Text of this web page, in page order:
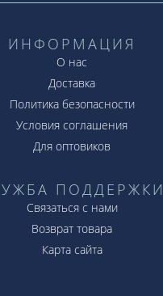
ИНФОРМАЦИЯ
О нас
Доставка
Политика безопасности
Условия соглашения
Для оптовиков
ПОДДЕРЖКИ
Связаться с нами
Возврат товара
Карта сайта